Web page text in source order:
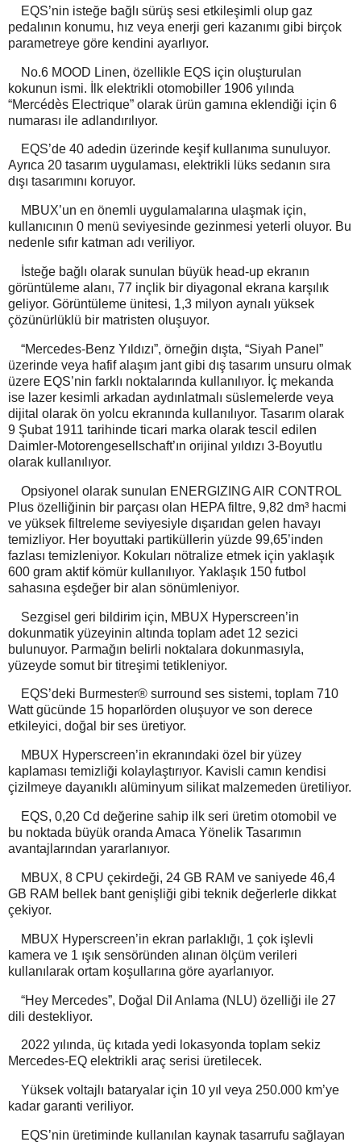
EQS’nin isteğe bağlı sürüş sesi etkileşimli olup gaz
pedalının konumu, hız veya enerji geri kazanımı gibi birçok
parametreye göre kendini ayarlıyor.
No.6 MOOD Linen, özellikle EQS için oluşturulan
kokunun ismi. İlk elektrikli otomobiller 1906 yılında
“Mercédès Electrique” olarak ürün gamına eklendiği için 6
numarası ile adlandırılıyor.
EQS’de 40 adedin üzerinde keşif kullanıma sunuluyor.
Ayrıca 20 tasarım uygulaması, elektrikli lüks sedanın sıra
dışı tasarımını koruyor.
MBUX’un en önemli uygulamalarına ulaşmak için,
kullanıcının 0 menü seviyesinde gezinmesi yeterli oluyor. Bu
nedenle sıfır katman adı veriliyor.
İsteğe bağlı olarak sunulan büyük head-up ekranın
görüntüleme alanı, 77 inçlik bir diyagonal ekrana karşılık
geliyor. Görüntüleme ünitesi, 1,3 milyon aynalı yüksek
çözünürlüklü bir matristen oluşuyor.
“Mercedes-Benz Yıldızı”, örneğin dışta, “Siyah Panel”
üzerinde veya hafif alaşım jant gibi dış tasarım unsuru olmak
üzere EQS’nin farklı noktalarında kullanılıyor. İç mekanda
ise lazer kesimli arkadan aydınlatmalı süslemelerde veya
dijital olarak ön yolcu ekranında kullanılıyor. Tasarım olarak
9 Şubat 1911 tarihinde ticari marka olarak tescil edilen
Daimler-Motorengesellschaft’ın orijinal yıldızı 3-Boyutlu
olarak kullanılıyor.
Opsiyonel olarak sunulan ENERGIZING AIR CONTROL
Plus özelliğinin bir parçası olan HEPA filtre, 9,82 dm³ hacmi
ve yüksek filtreleme seviyesiyle dışarıdan gelen havayı
temizliyor. Her boyuttaki partiküllerin yüzde 99,65’inden
fazlası temizleniyor. Kokuları nötralize etmek için yaklaşık
600 gram aktif kömür kullanılıyor. Yaklaşık 150 futbol
sahasına eşdeğer bir alan sönümleniyor.
Sezgisel geri bildirim için, MBUX Hyperscreen’in
dokunmatik yüzeyinin altında toplam adet 12 sezici
bulunuyor. Parmağın belirli noktalara dokunmasıyla,
yüzeyde somut bir titreşimi tetikleniyor.
EQS’deki Burmester® surround ses sistemi, toplam 710
Watt gücünde 15 hoparlörden oluşuyor ve son derece
etkileyici, doğal bir ses üretiyor.
MBUX Hyperscreen’in ekranındaki özel bir yüzey
kaplaması temizliği kolaylaştırıyor. Kavisli camın kendisi
çizilmeye dayanıklı alüminyum silikat malzemeden üretiliyor.
EQS, 0,20 Cd değerine sahip ilk seri üretim otomobil ve
bu noktada büyük oranda Amaca Yönelik Tasarımın
avantajlarından yararlanıyor.
MBUX, 8 CPU çekirdeği, 24 GB RAM ve saniyede 46,4
GB RAM bellek bant genişliği gibi teknik değerlerle dikkat
çekiyor.
MBUX Hyperscreen’in ekran parlaklığı, 1 çok işlevli
kamera ve 1 ışık sensöründen alınan ölçüm verileri
kullanılarak ortam koşullarına göre ayarlanıyor.
“Hey Mercedes”, Doğal Dil Anlama (NLU) özelliği ile 27
dili destekliyor.
2022 yılında, üç kıtada yedi lokasyonda toplam sekiz
Mercedes-EQ elektrikli araç serisi üretilecek.
Yüksek voltajlı bataryalar için 10 yıl veya 250.000 km’ye
kadar garanti veriliyor.
EQS’nin üretiminde kullanılan kaynak tasarrufu sağlayan